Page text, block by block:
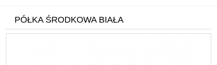
PÓŁKA ŚRODKOWA BIAŁA